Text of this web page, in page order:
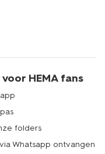
voor HEMA fans
folders
Whatsapp ontvangen